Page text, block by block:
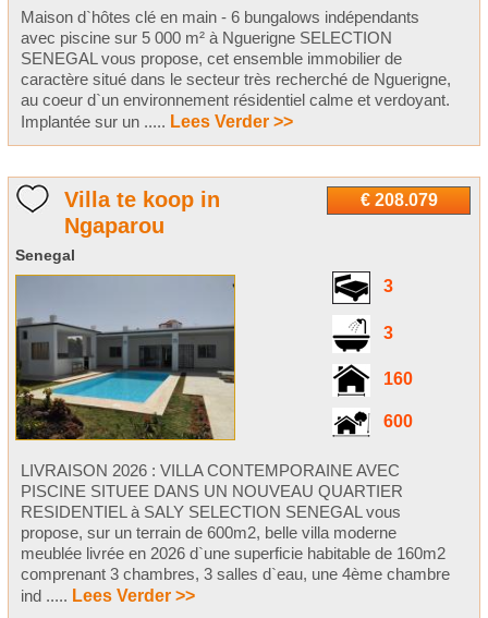
Maison d`hôtes clé en main - 6 bungalows indépendants
avec piscine sur 5 000 m² à Nguerigne SELECTION
SENEGAL vous propose, cet ensemble immobilier de
caractère situé dans le secteur très recherché de Nguerigne,
au coeur d`un environnement résidentiel calme et verdoyant.
Implantée sur un ..... Lees Verder >>
€ 208.079
Villa te koop in
Ngaparou
Senegal
3
3
160
600
LIVRAISON 2026 : VILLA CONTEMPORAINE AVEC
PISCINE SITUEE DANS UN NOUVEAU QUARTIER
RESIDENTIEL à SALY SELECTION SENEGAL vous
propose, sur un terrain de 600m2, belle villa moderne
meublée livrée en 2026 d`une superficie habitable de 160m2
comprenant 3 chambres, 3 salles d`eau, une 4ème chambre
ind ..... Lees Verder >>